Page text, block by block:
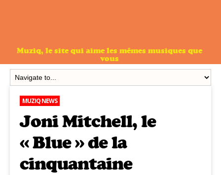
Muziq, le site qui aime les mêmes musiques que
vous
MUZIQ NEWS
Joni Mitchell, le
« Blue » de la
cinquantaine